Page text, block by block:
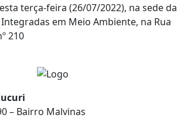
terça-feira (26/07/2022), na sede da
em Meio Ambiente, na Rua
210
– Bairro Malvinas